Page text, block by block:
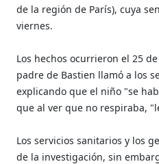
de la región de París), cuya
viernes.
Los hechos ocurrieron el 25
padre de Bastien llamó a los
explicando que el niño "se
que al ver que no respiraba,
Los servicios sanitarios y los
de la investigación, sin